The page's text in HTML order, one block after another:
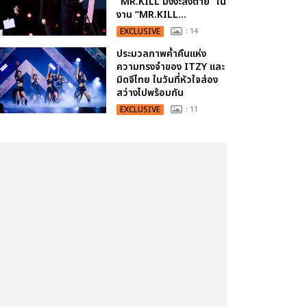
งาน “MR.KILL...
EXCLUSIVE : 14
ประมวลภาพค่ำคืนแห่ง
ความทรงจำของ ITZY และ
มิดจีไทย ในวันที่หัวใจส่อง
สว่างไปพร้อมกัน
EXCLUSIVE : 11